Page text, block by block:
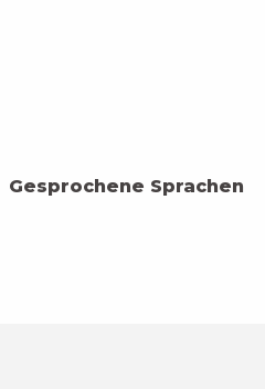
Gesprochene Sprachen
Gesprochene Sprachen